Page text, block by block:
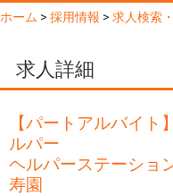
ホーム > 採用情報 > 求人検索
求人詳細
【パートアルバイト
ルパー
ヘルパーステーショ
寿園